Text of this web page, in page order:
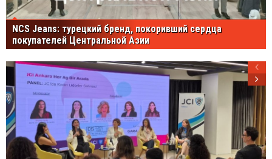
NCS Jeans: турецкий бренд, покоривший сердца
покупателей Центральной Азии